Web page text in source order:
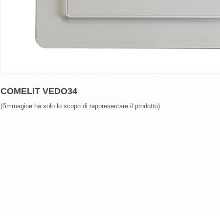
COMELIT VEDO34
(l'immagine ha solo lo scopo di rappresentare il prodotto)